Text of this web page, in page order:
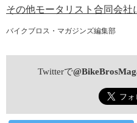
その他モータリスト合同会社
バイクブロス・マガジンズ編集部
Twitterで